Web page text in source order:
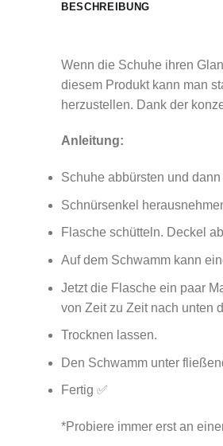
BESCHREIBUNG
Wenn die Schuhe ihren
diesem Produkt kann man
herzustellen. Dank der
Anleitung:
Schuhe abbürsten und
Schnürsenkel
Flasche schütteln. Deckel
Auf dem Schwamm kann
Jetzt die Flasche ein paar
von Zeit zu Zeit nach unten
Trocknen lassen.
Den Schwamm unter
Fertig ✅
*Probiere immer erst an